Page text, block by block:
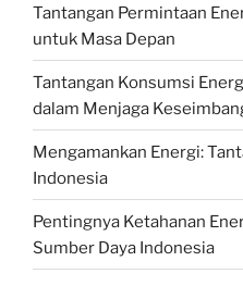
Tantangan Permintaan
untuk Masa Depan
Tantangan Konsumsi
dalam Menjaga
Mengamankan Energi:
Indonesia
Pentingnya Ketahanan
Sumber Daya Indonesia